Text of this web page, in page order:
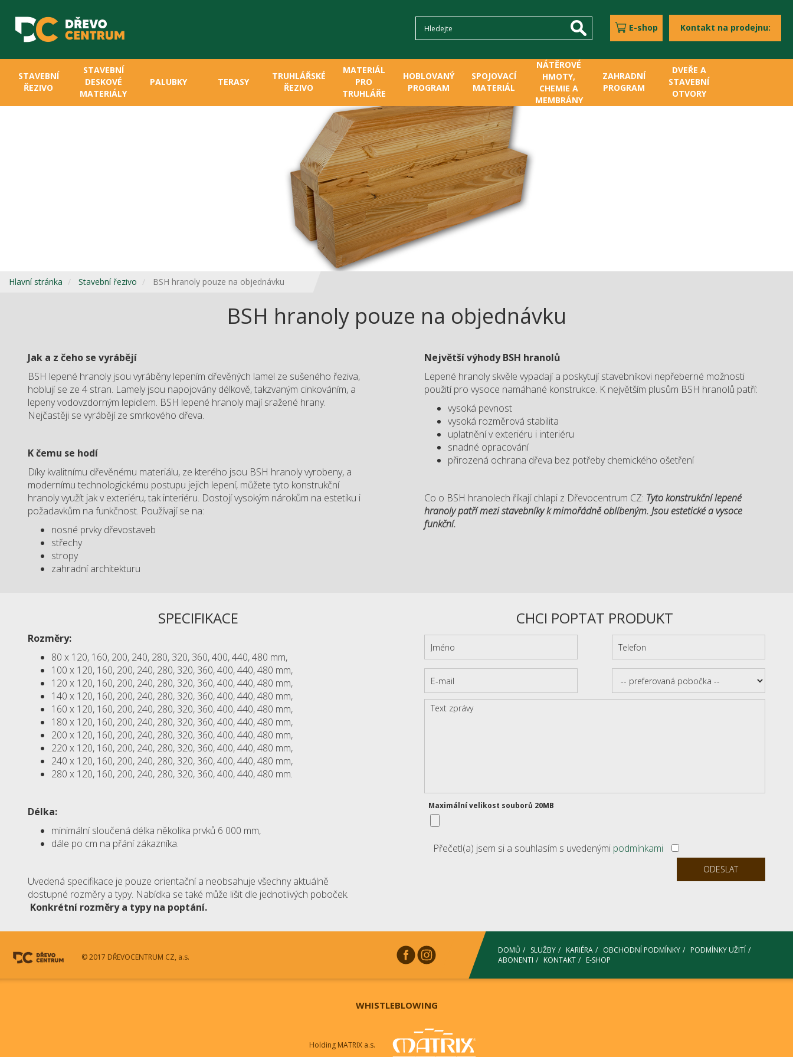
E-shop Kontakt na prodejnu:
STAVEBNÍ
ŘEZIVO
STAVEBNÍ
DESKOVÉ
MATERIÁLY
PALUBKY TERASY
TRUHLÁŘSKÉ
ŘEZIVO
MATERIÁL
PRO
TRUHLÁŘE
HOBLOVANÝ
PROGRAM
SPOJOVACÍ
MATERIÁL
NÁTĚROVÉ
HMOTY,
CHEMIE A
MEMBRÁNY
ZAHRADNÍ
PROGRAM
DVEŘE A
STAVEBNÍ
OTVORY
Hlavní stránka Stavební řezivo BSH hranoly pouze na objednávku
BSH hranoly pouze na objednávku
Jak a z čeho se vyrábějí
BSH lepené hranoly jsou vyráběny lepením dřevěných lamel ze sušeného řeziva,
hoblují se ze 4 stran. Lamely jsou napojovány délkově, takzvaným cinkováním, a
lepeny vodovzdorným lepidlem. BSH lepené hranoly mají sražené hrany.
Nejčastěji se vyrábějí ze smrkového dřeva.
K čemu se hodí
Díky kvalitnímu dřevěnému materiálu, ze kterého jsou BSH hranoly vyrobeny, a
modernímu technologickému postupu jejich lepení, můžete tyto konstrukční
hranoly využít jak v exteriéru, tak interiéru. Dostojí vysokým nárokům na estetiku i
požadavkům na funkčnost. Používají se na:
nosné prvky dřevostaveb
střechy
stropy
zahradní architekturu
Největší výhody BSH hranolů
Lepené hranoly skvěle vypadají a poskytují stavebníkovi nepřeberné možnosti
použití pro vysoce namáhané konstrukce. K největším plusům BSH hranolů patří:
vysoká pevnost
vysoká rozměrová stabilita
uplatnění v exteriéru i interiéru
snadné opracování
přirozená ochrana dřeva bez potřeby chemického ošetření
Co o BSH hranolech říkají chlapi z Dřevocentrum CZ: Tyto konstrukční lepené
hranoly patří mezi stavebníky k mimořádně oblíbeným. Jsou estetické a vysoce
funkční.
SPECIFIKACE
Rozměry:
80 x 120, 160, 200, 240, 280, 320, 360, 400, 440, 480 mm,
100 x 120, 160, 200, 240, 280, 320, 360, 400, 440, 480 mm,
120 x 120, 160, 200, 240, 280, 320, 360, 400, 440, 480 mm,
140 x 120, 160, 200, 240, 280, 320, 360, 400, 440, 480 mm,
160 x 120, 160, 200, 240, 280, 320, 360, 400, 440, 480 mm,
180 x 120, 160, 200, 240, 280, 320, 360, 400, 440, 480 mm,
200 x 120, 160, 200, 240, 280, 320, 360, 400, 440, 480 mm,
220 x 120, 160, 200, 240, 280, 320, 360, 400, 440, 480 mm,
240 x 120, 160, 200, 240, 280, 320, 360, 400, 440, 480 mm,
280 x 120, 160, 200, 240, 280, 320, 360, 400, 440, 480 mm.
Délka:
minimální sloučená délka několika prvků 6 000 mm,
dále po cm na přání zákazníka.
Uvedená specifikace je pouze orientační a neobsahuje všechny aktuálně
dostupné rozměry a typy. Nabídka se také může lišit dle jednotlivých poboček.
Konkrétní rozměry a typy na poptání.
CHCI POPTAT PRODUKT
Maximální velikost souborů 20MB
Přečetl(a) jsem si a souhlasím s uvedenými podmínkami
© 2017 DŘEVOCENTRUM CZ, a.s.
DOMŮ SLUŽBY KARIÉRA OBCHODNÍ PODMÍNKY
PODMÍNKY UŽITÍ
ABONENTI
KONTAKT E-SHOP
WHISTLEBLOWING
Holding MATRIX a.s.